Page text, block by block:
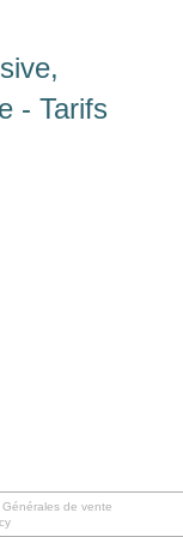
- Tarifs
de vente